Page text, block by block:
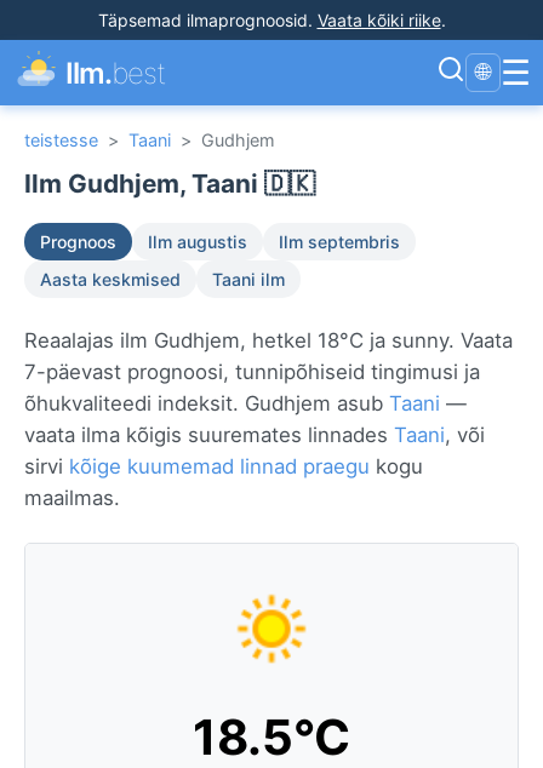
Täpsemad ilmaprognoosid. Vaata kõiki riike.
Ilm.best 🌐 ☰
teistesse > Taani > Gudhjem
Ilm Gudhjem, Taani 🇩🇰
Prognoos Ilm augustis
Ilm septembris
Aasta keskmised
Taani ilm
Reaalajas ilm Gudhjem, hetkel 18°C ja sunny. Vaata
7-päevast prognoosi, tunnipõhiseid tingimusi ja
õhukvaliteedi indeksit. Gudhjem asub Taani —
vaata ilma kõigis suuremates linnades Taani, või
sirvi kõige kuumemad linnad praegu kogu
maailmas.
18.5°C